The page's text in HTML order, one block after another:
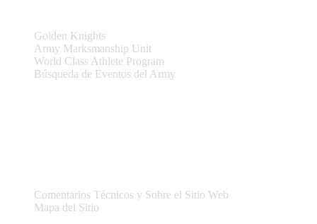
Golden Knights
Army Marksmanship Unit
World Class Athlete Program
Búsqueda de Eventos del Army
Comentarios Técnicos y Sobre el Sitio Web
Mapa del Sitio